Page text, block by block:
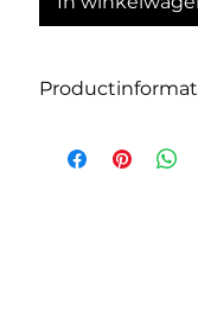
Kleur: blauw